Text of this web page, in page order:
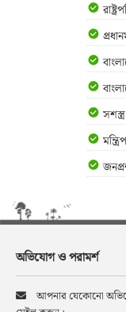
অভিযোগ ও পরামর্শ
আপনার যেকোনো